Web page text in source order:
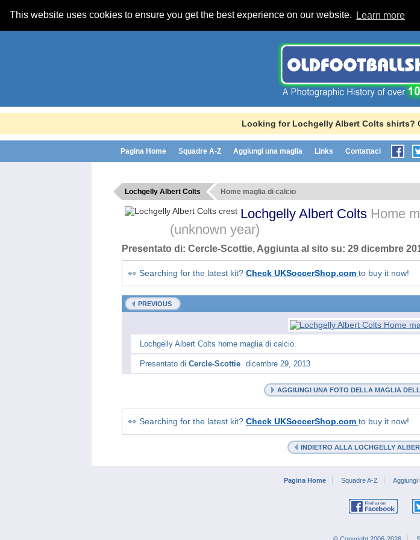
This website uses cookies to ensure you get the best experience on our website. Learn more
Looking for Lochgelly Albert Colts shirts?
Pagina Home Squadre A-Z Aggiungi una maglia Links Contattaci
Lochgelly Albert Colts Home maglia di calcio
Lochgelly Albert Colts Home
(unknown year)
Presentato di: Cercle-Scottie, Aggiunta al sito su: 29 dicembre
👀 Searching for the latest kit? Check UKSoccerShop.com to buy it now!
PREVIOUS
Lochgelly Albert Colts home maglia di calcio.
Presentato di Cercle-Scottie dicembre 29, 2013
AGGIUNGI UNA FOTO DELLA MAGLIA
👀 Searching for the latest kit? Check UKSoccerShop.com to buy it now!
INDIETRO ALLA LOCHGELLY
Pagina Home Squadre A-Z Aggiungi